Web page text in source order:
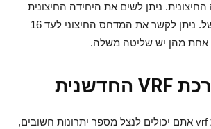
החיצונית. ניתן לשים את היחידה החיצונית
במרפסת השירות למשל. ניתן לקשר את המדחס החיצוני לעד 16
אחת מהן יש שליטה משלה.
VRF החדשנית
על ידי התקנת מערכת vrf אתם יכולים לנצל מספר יתרונות חשובים,